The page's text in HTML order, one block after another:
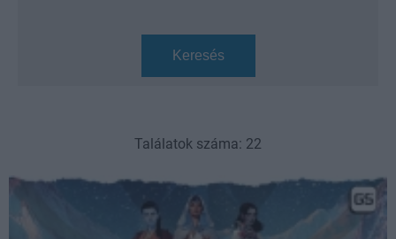
Keresés
Találatok száma: 22